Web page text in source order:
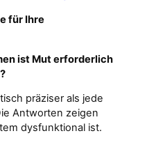
für Ihre
ist Mut erforderlich
präziser als jede
Antworten zeigen
dysfunktional ist.